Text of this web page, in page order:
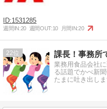
1531285
週間IN:20 週間OUT:10 月間IN:20
22 課長！事務所
業務用食品会社
る話題でかべ新
たまに吐き出しま